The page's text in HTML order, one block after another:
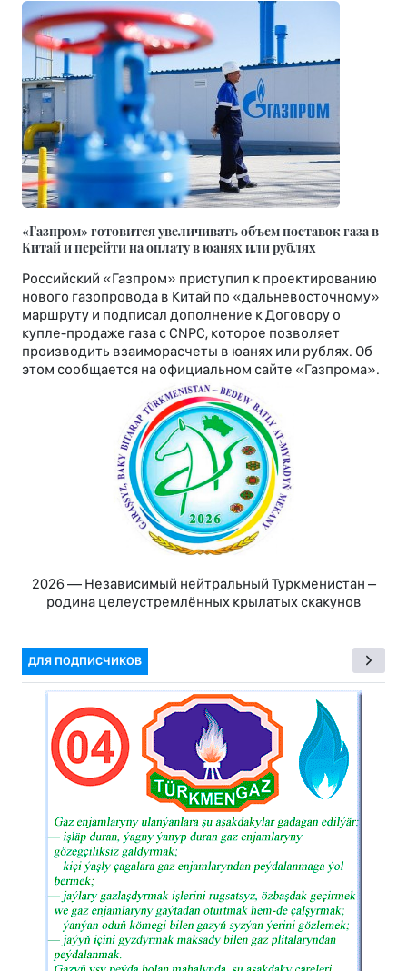
«Газпром» готовится увеличивать объем поставок газа в
Китай и перейти на оплату в юанях или рублях
Российский «Газпром» приступил к проектированию
нового газопровода в Китай по «дальневосточному»
маршруту и подписал дополнение к Договору о
купле-продаже газа с CNPC, которое позволяет
производить взаиморасчеты в юанях или рублях. Об
этом сообщается на официальном сайте «Газпрома».
2026 — Независимый нейтральный Туркменистан –
родина целеустремлённых крылатых скакунов
ДЛЯ ПОДПИСЧИКОВ